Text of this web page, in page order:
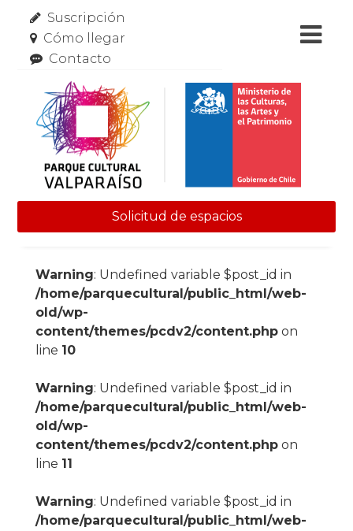
Suscripción
Cómo llegar
Contacto
Solicitud de espacios
Warning: Undefined variable $post_id in
/home/parquecultural/public_html/web-
old/wp-
content/themes/pcdv2/content.phpon
line 10
Warning: Undefined variable $post_id in
/home/parquecultural/public_html/web-
old/wp-
content/themes/pcdv2/content.phpon
line 11
Warning: Undefined variable $post_id in
/home/parquecultural/public_html/web-